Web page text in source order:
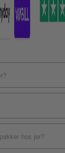
hos jer?